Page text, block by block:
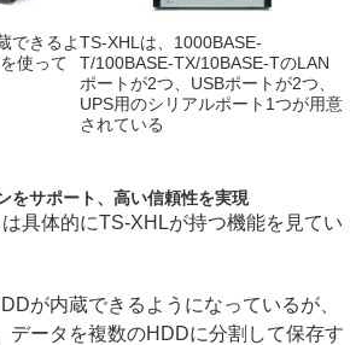
できるよ
使って
TS-XHLは、1000BASE-
T/100BASE-TX/10BASE-TのLAN
ポートが2つ、USBポートが2つ、
UPS用のシリアルポート1つが用意
されている
をサポート、高い信頼性を実現
具体的にTS-XHLが持つ機能を見てい
が内蔵できるようになっているが、
データを複数のHDDに分割して保存す